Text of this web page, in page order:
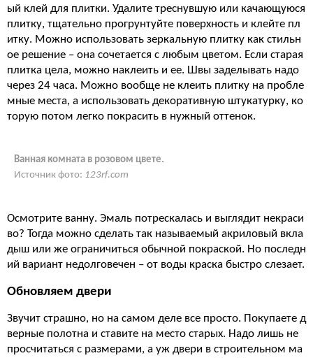
ый клей для плитки. Удалите треснувшую или качающуюся
плитку, тщательно прогрунтуйте поверхность и клейте пл
итку. Можно использовать зеркальную плитку как стильн
ое решение – она сочетается с любым цветом. Если старая
плитка цела, можно наклеить и ее. Швы заделывать надо
через 24 часа. Можно вообще не клеить плитку на пробле
мные места, а использовать декоративную штукатурку, ко
торую потом легко покрасить в нужный оттенок.
Ванная комната в розовом цвете.
Источник фото: 123rf.com
Осмотрите ванну. Эмаль потрескалась и выглядит некраси
во? Тогда можно сделать так называемый акриловый вкла
дыш или же ограничиться обычной покраской. Но последн
ий вариант недолговечен – от воды краска быстро слезает.
Обновляем двери
Звучит страшно, но на самом деле все просто. Покупаете д
верные полотна и ставите на место старых. Надо лишь не
просчитаться с размерами, а уж двери в строительном ма